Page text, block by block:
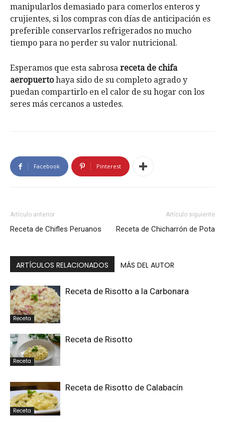
manipularlos demasiado para comerlos enteros y
crujientes, si los compras con días de anticipación es
preferible conservarlos refrigerados no mucho
tiempo para no perder su valor nutricional.
Esperamos que esta sabrosa receta de chifa
aeropuertohaya sido de su completo agrado y
puedan compartirlo en el calor de su hogar con los
seres más cercanos a ustedes.
Facebook Pinterest
Artículo anterior
Receta de Chifles Peruanos
Artículo siguiente
Receta de Chicharrón de Pota
ARTÍCULOS RELACIONADOS MÁS DEL AUTOR
Receta
Receta de Risotto a la Carbonara
Receta
Receta de Risotto
Receta
Receta de Risotto de Calabacín